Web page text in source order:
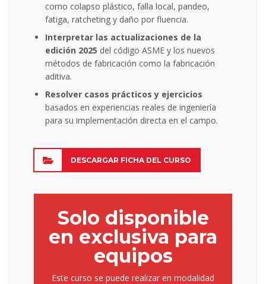
como colapso plástico, falla local, pandeo,
fatiga, ratcheting y daño por fluencia.
Interpretar las actualizaciones de la
edición 2025 del código ASME y los nuevos
métodos de fabricación como la fabricación
aditiva.
Resolver casos prácticos y ejercicios
basados en experiencias reales de ingeniería
para su implementación directa en el campo.
DESCARGAR FICHA DEL CURSO
Solo disponible
en exclusiva para
equipos
Este curso se puede realizar en modalidad